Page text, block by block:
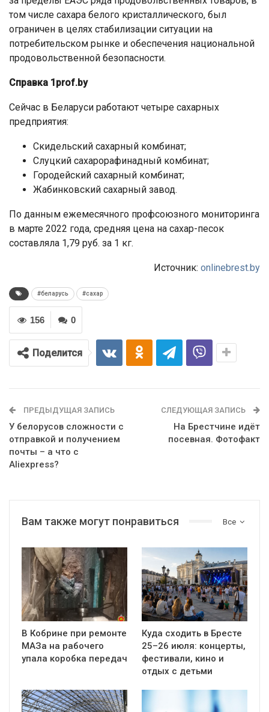
том числе сахара белого кристаллического, был
ограничен в целях стабилизации ситуации на
потребительском рынке и обеспечения национальной
продовольственной безопасности.
Справка 1prof.by
Сейчас в Беларуси работают четыре сахарных
предприятия:
Скидельский сахарный комбинат;
Слуцкий сахарорафинадный комбинат;
Городейский сахарный комбинат;
Жабинковский сахарный завод.
По данным ежемесячного профсоюзного мониторинга
в марте 2022 года, средняя цена на сахар-песок
составляла 1,79 руб. за 1 кг.
Источник: onlinebrest.by
#беларусь #сахар
0
156
Поделится
ПРЕДЫДУЩАЯ ЗАПИСЬ
У белорусов сложности с
отправкой и получением
почты – а что с
Aliexpress?
СЛЕДУЮЩАЯ ЗАПИСЬ
На Брестчине идёт
посевная. Фотофакт
Все
Вам также могут понравиться
В Кобрине при ремонте
МАЗа на рабочего
упала коробка передач
Куда сходить в Бресте
25–26 июля: концерты,
фестивали, кино и
отдых с детьми